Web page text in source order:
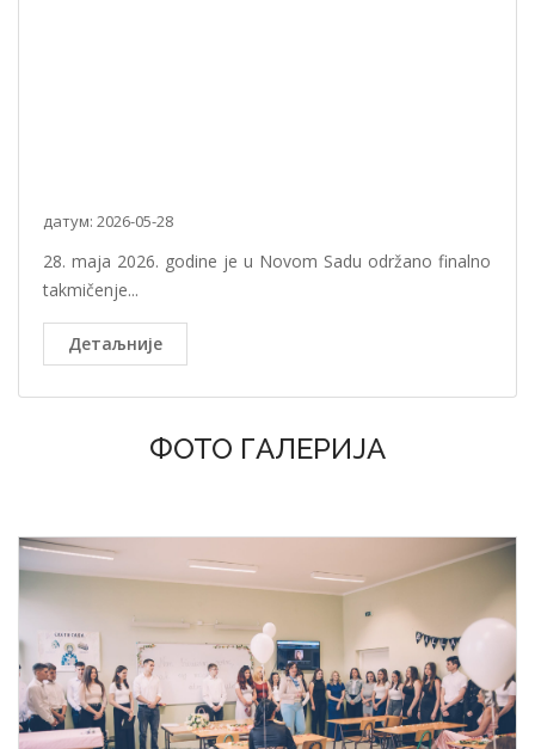
датум: 2026-05-28
28. maja 2026. godine je u Novom Sadu održano finalno
takmičenje...
Детаљније
ФОТО ГАЛЕРИЈА